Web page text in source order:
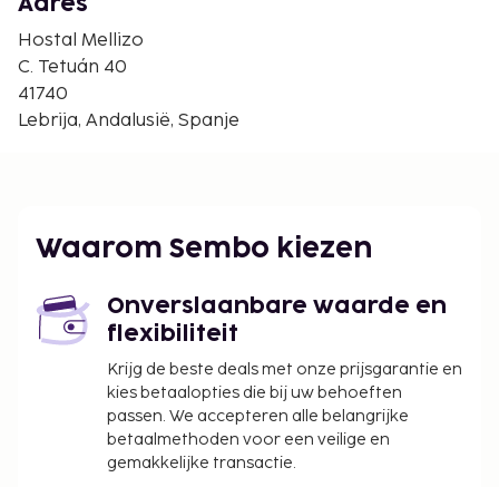
Bodegas Fundador - 35,1 km
Playas de la Jara - 35,4 km
Golf van Cádiz - 35,4 km
Barceló Montecastillo Golf - 35,6 km
rookvrije hostel biedt gratis parkeerplaatsen in de
buurt.
rekening gebracht
Deze lijst is mogelijk niet volledig. Toeslagen en
borgsommen zijn mogelijk excl. btw en kunnen
Wegens de nationale wetgeving mogen
contante betalingen bij deze accommodatie
Adres
Hostal Mellizo
C. Tetuán 40
41740
Lebrija, Andalusië, Spanje
Waarom Sembo kiezen
Onverslaanbare waarde en
flexibiliteit
Krijg de beste deals met onze prijsgarantie en
kies betaalopties die bij uw behoeften
passen. We accepteren alle belangrijke
betaalmethoden voor een veilige en
gemakkelijke transactie.